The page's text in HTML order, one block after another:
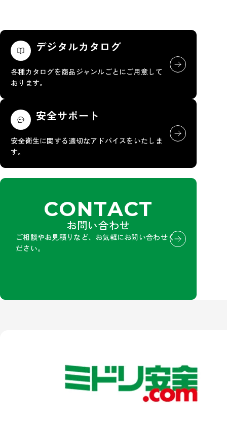
デジタルカタログ
各種カタログを商品ジャンルごとにご用意して
おります。
安全サポート
安全衛生に関する適切なアドバイスをいたしま
す。
CONTACT
お問い合わせ
ご相談やお見積りなど、お気軽にお問い合わせく
ださい。